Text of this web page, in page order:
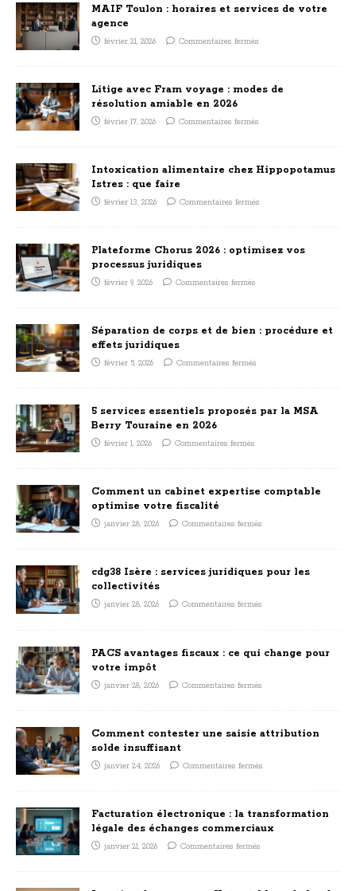
MAIF Toulon : horaires et services de votre
agence
février 21, 2026 Commentaires fermés
Litige avec Fram voyage : modes de
résolution amiable en 2026
février 17, 2026 Commentaires fermés
Intoxication alimentaire chez Hippopotamus
Istres : que faire
février 13, 2026 Commentaires fermés
Plateforme Chorus 2026 : optimisez vos
processus juridiques
février 9, 2026 Commentaires fermés
Séparation de corps et de bien : procédure et
effets juridiques
février 5, 2026 Commentaires fermés
5 services essentiels proposés par la MSA
Berry Touraine en 2026
février 1, 2026 Commentaires fermés
Comment un cabinet expertise comptable
optimise votre fiscalité
janvier 28, 2026 Commentaires fermés
cdg38 Isère : services juridiques pour les
collectivités
janvier 28, 2026 Commentaires fermés
PACS avantages fiscaux : ce qui change pour
votre impôt
janvier 28, 2026 Commentaires fermés
Comment contester une saisie attribution
solde insuffisant
janvier 24, 2026 Commentaires fermés
Facturation électronique : la transformation
légale des échanges commerciaux
janvier 21, 2026 Commentaires fermés